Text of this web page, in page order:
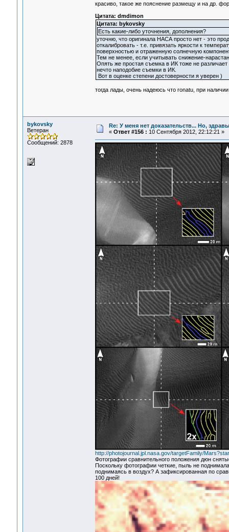
красиво, такое же пояснение размещу и на др.
Цитата: dmdimon
Цитата: bykovsky
Есть какие-либо уточнения, дополнения?
уточню, что оригинала НАСА просто нет - это
откалибровать - т.е. привязать яркости к
поверхностью и отраженную солнечную
Тем не менее, если учитывать снижение-
Опять же простая съемка в ИК тоже не
нечто наподобие съемки в ИК.
Вот в оценке степени достоверности я уверен )
тогда лады, очень надеюсь что ronatu, при
bykovsky
Ветеран
Сообщений: 2878
Re: У меня нет доказательств... Но,
« Ответ #156 : 10 Сентября 2012, 22:12:21 »
http://photojournal.jpl.nasa.gov/targetFamily/
Фотографии сравнительного положения дюн
Поскольку фотографии четкие, пыль не
поднимаясь в воздух? А зафиксированная по
100 дней!